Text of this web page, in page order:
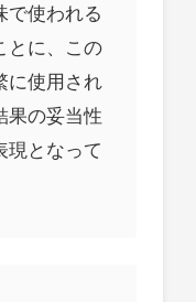
で使われる
とに、この
に使用され
果の妥当性
現となって